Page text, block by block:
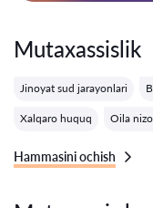
Mutaxassislik
Jinoyat sud jarayonlari
Xalqaro huquq Oila
Hammasini ochish